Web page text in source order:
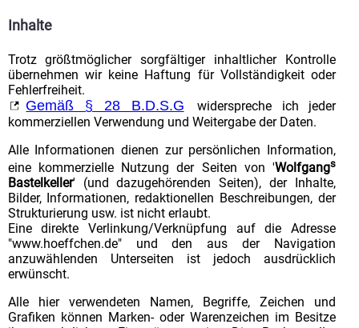
Inhalte
Trotz größtmöglicher sorgfältiger inhaltlicher Kontrolle
übernehmen wir keine Haftung für Vollständigkeit oder
Fehlerfreiheit.
Gemäß § 28 B.D.S.G
widerspreche ich jeder
kommerziellen Verwendung und Weitergabe der Daten.
Alle Informationen dienen zur persönlichen Information,
eine kommerzielle Nutzung der Seiten von 'Wolfgangs
Bastelkeller' (und dazugehörenden Seiten), der Inhalte,
Bilder, Informationen, redaktionellen Beschreibungen, der
Strukturierung usw. ist nicht erlaubt.
Eine direkte Verlinkung/Verknüpfung auf die Adresse
"www.hoeffchen.de" und den aus der Navigation
anzuwählenden Unterseiten ist jedoch ausdrücklich
erwünscht.
Alle hier verwendeten Namen, Begriffe, Zeichen und
Grafiken können Marken- oder Warenzeichen im Besitze